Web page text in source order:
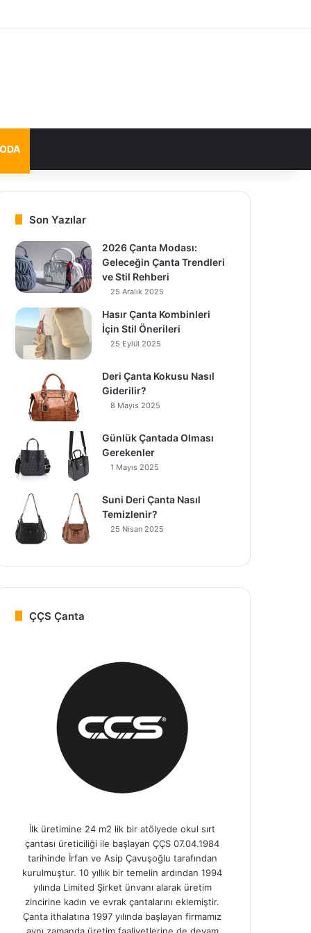
Son Yazılar
2026 Çanta Modası:
Geleceğin Çanta Trendleri
ve Stil Rehberi
25 Aralık 2025
Hasır Çanta Kombinleri
İçin Stil Önerileri
25 Eylül 2025
Deri Çanta Kokusu Nasıl
Giderilir?
8 Mayıs 2025
Günlük Çantada Olması
Gerekenler
1 Mayıs 2025
Suni Deri Çanta Nasıl
Temizlenir?
25 Nisan 2025
ÇÇS Çanta
İlk üretimine 24 m2 lik bir atölyede okul sırt
çantası üreticiliği ile başlayan ÇÇS 07.04.1984
tarihinde İrfan ve Asip Çavuşoğlu tarafından
kurulmuştur. 10 yıllık bir temelin ardından 1994
yılında Limited Şirket ünvanı alarak üretim
zincirine kadın ve evrak çantalarını eklemiştir.
Çanta ithalatına 1997 yılında başlayan firmamız